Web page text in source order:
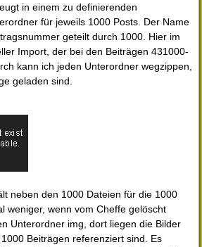
in einem zu definierenden
für jeweils 1000 Posts. Der Name
geteilt durch 1000. Hier im
Import, der bei den Beiträgen 431000-
kann ich jeden Unterordner wegzippen,
geladen sind.
neben den 1000 Dateien für die 1000
weniger, wenn vom Cheffe gelöscht
Unterordner img, dort liegen die Bilder
Beiträgen referenziert sind. Es